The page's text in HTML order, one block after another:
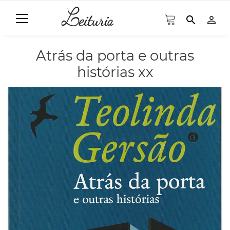
search person_outline
Atrás da porta e outras
histórias xx